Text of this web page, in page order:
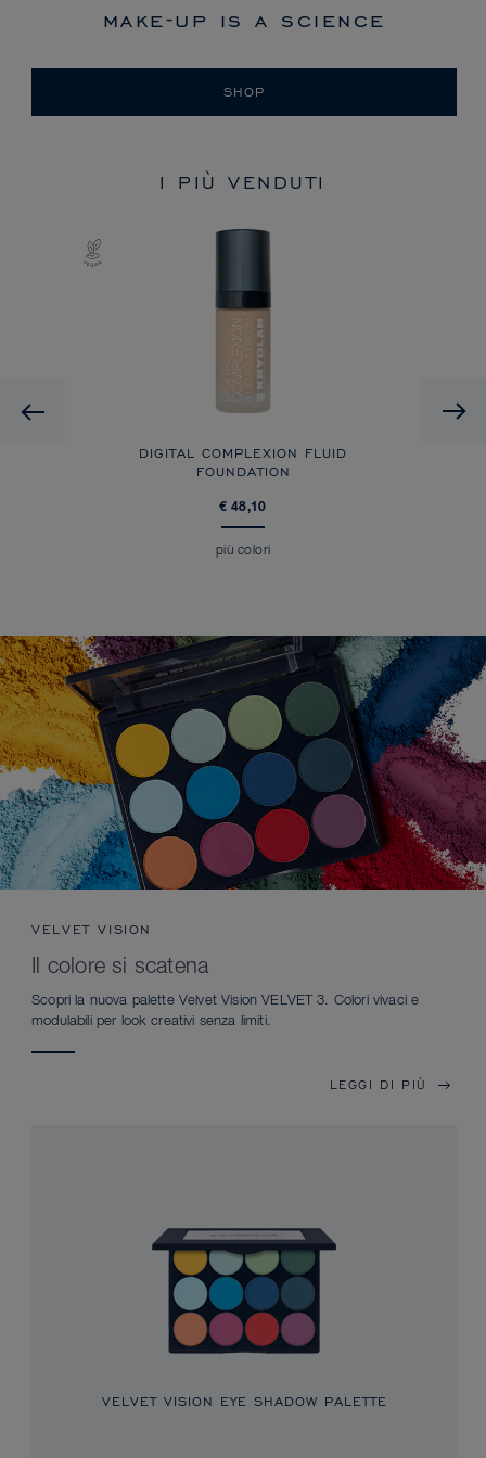
make-up is a science
SHOP
I PIÙ VENDUTI
Previous
DIGITAL COMPLEXION FLUID
FOUNDATION
€ 48,10
più colori
VELVET VISION
Il colore si scatena
Scopri la nuova palette Velvet Vision VELVET 3. Colori vivaci e
modulabili per look creativi senza limiti.
LEGGI DI PIÙ
VELVET VISION EYE SHADOW PALETTE